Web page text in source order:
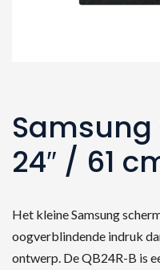
Samsung
24″ / 61
Het kleine Samsung
oogverblindende indruk
ontwerp. De QB24R-B is